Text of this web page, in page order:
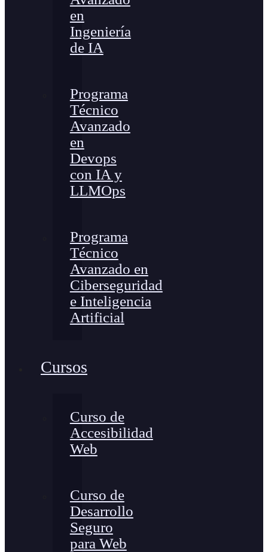
en
Ingeniería
de IA
Programa
Técnico
Avanzado
en
Devops
con IA y
LLMOps
Programa
Técnico
Avanzado en
Ciberseguridad
e Inteligencia
Artificial
Cursos
Curso de
Accesibilidad
Web
Curso de
Desarrollo
Seguro
para Web